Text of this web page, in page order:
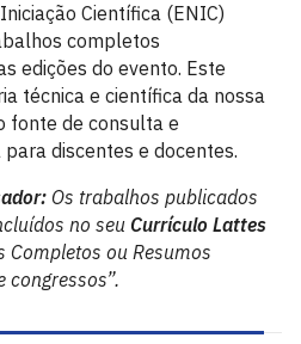
Científica (ENIC)
completos
edições do evento. Este
técnica e científica da nossa
fonte de consulta e
discentes e docentes.
Os trabalhos publicados
no seu Currículo Lattes
Completos ou Resumos
congressos”.